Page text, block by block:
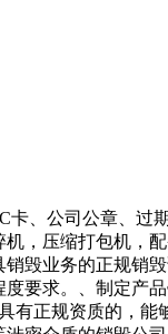
、公司公章、
，压缩打包机
毁业务的正规
要求。、制定
正规资质的，